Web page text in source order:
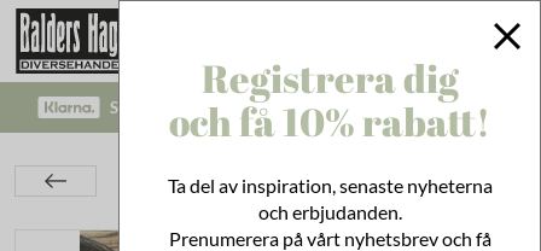
SÄKRA BETALNINGAR MED KLARNA CHECKOUT!
Assiett Yolanda
Registrera dig
och få 10% rabatt!
Ta del av inspiration, senaste nyheterna
och erbjudanden.
Prenumerera på vårt nyhetsbrev och få